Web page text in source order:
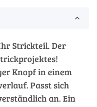
Strickteil. Der
Knopf in einem
Passt sich
an. Ein